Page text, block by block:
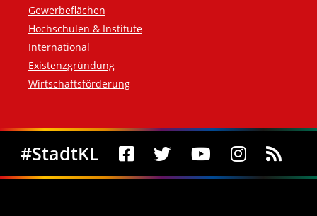
Gewerbeflächen
Hochschulen & Institute
International
Existenzgründung
Wirtschaftsförderung
Social Media
#StadtKL